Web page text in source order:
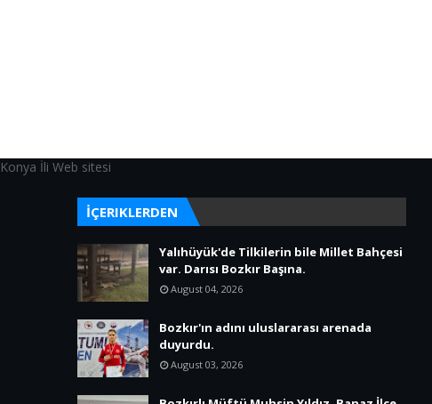
Konya İli Web sitesi
İÇERIKLERDEN
Yalıhüyük'de Tilkilerin bile Millet Bahçesi
var. Darısı Bozkır Başına.
August 04, 2026
Bozkır'ın adını uluslararası arenada
duyurdu.
August 03, 2026